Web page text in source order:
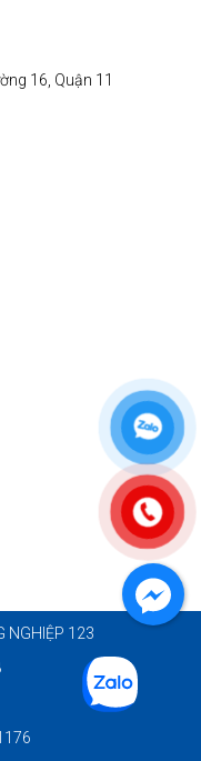
16, Quận 11
NGHIỆP 123